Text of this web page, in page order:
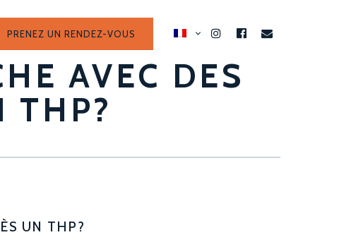
PRENEZ UN RENDEZ-VOUS
INSTAGRAM
FACEBOOK
EMAIL
AVEC DES
THP?
UN THP?